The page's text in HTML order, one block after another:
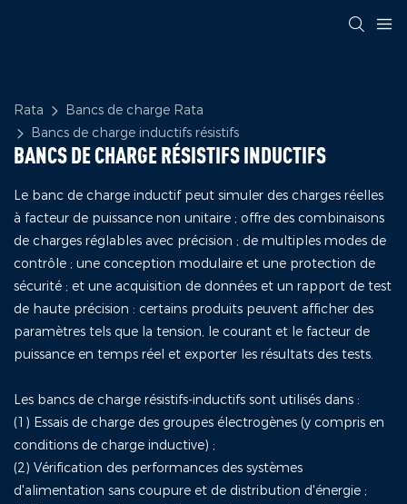
Rata
Bancs de charge Rata
Bancs de charge inductifs résistifs
BANCS DE CHARGE RÉSISTIFS INDUCTIFS
Le banc de charge inductif peut simuler des charges réelles
à facteur de puissance non unitaire ; offre des combinaisons
de charges réglables avec précision ; de multiples modes de
contrôle ; une conception modulaire et une protection de
sécurité ; et une acquisition de données et un rapport de test
de haute précision : certains produits peuvent afficher des
paramètres tels que la tension, le courant et le facteur de
puissance en temps réel et exporter les résultats des tests.
Les bancs de charge résistifs-inductifs sont utilisés dans :
(1) Essais de charge des groupes électrogènes (y compris en
conditions de charge inductive) ;
(2) Vérification des performances des systèmes
d'alimentation sans coupure et de distribution d'énergie ;